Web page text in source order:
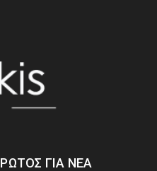
ΓΙΑ ΝΈΑ